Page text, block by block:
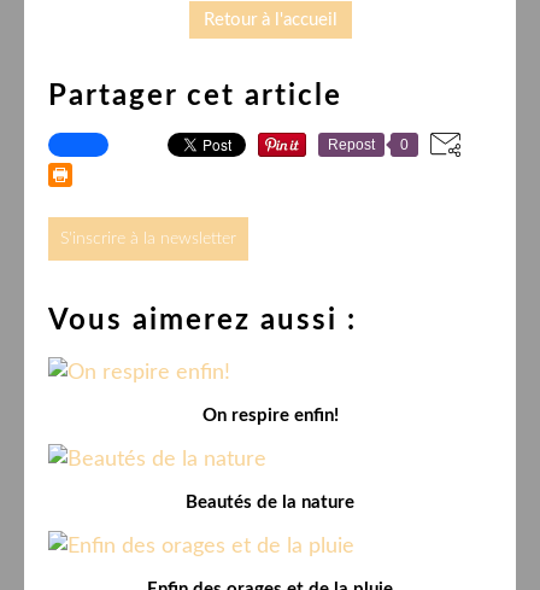
Retour à l'accueil
Partager cet article
Repost 0
S'inscrire à la newsletter
Vous aimerez aussi :
On respire enfin!
Beautés de la nature